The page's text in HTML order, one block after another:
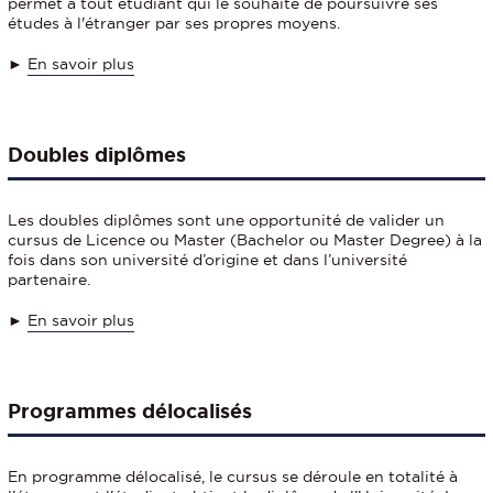
études à l'étranger par ses propres moyens.
► En savoir plus
Doubles diplômes
Les doubles diplômes sont une opportunité de valider un
cursus de Licence ou Master (Bachelor ou Master Degree) à la
fois dans son université d’origine et dans l’université
partenaire.
► En savoir plus
Programmes délocalisés
En programme délocalisé, le cursus se déroule en totalité à